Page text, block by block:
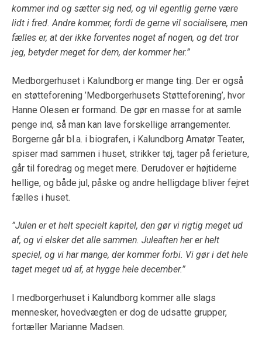
kommer ind og sætter sig ned, og vil egentlig gerne være
lidt i fred. Andre kommer, fordi de gerne vil socialisere, men
fælles er, at der ikke forventes noget af nogen, og det tror
jeg, betyder meget for dem, der kommer her.”
Medborgerhuset i Kalundborg er mange ting. Der er også
en støtteforening ’Medborgerhusets Støtteforening’, hvor
Hanne Olesen er formand. De gør en masse for at samle
penge ind, så man kan lave forskellige arrangementer.
Borgerne går bl.a. i biografen, i Kalundborg Amatør Teater,
spiser mad sammen i huset, strikker tøj, tager på ferieture,
går til foredrag og meget mere. Derudover er højtiderne
hellige, og både jul, påske og andre helligdage bliver fejret
fælles i huset.
”Julen er et helt specielt kapitel, den gør vi rigtig meget ud
af, og vi elsker det alle sammen. Juleaften her er helt
speciel, og vi har mange, der kommer forbi. Vi gør i det hele
taget meget ud af, at hygge hele december.”
I medborgerhuset i Kalundborg kommer alle slags
mennesker, hovedvægten er dog de udsatte grupper,
fortæller Marianne Madsen.